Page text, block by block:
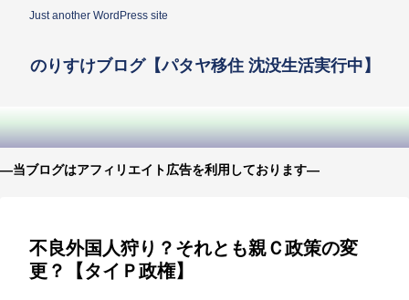
Just another WordPress site
のりすけブログ【パタヤ移住 沈没生活実行中】
—当ブログはアフィリエイト広告を利用しております—
不良外国人狩り？それとも親Ｃ政策の変
更？【タイＰ政権】